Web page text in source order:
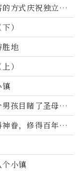
方式庆祝独立日2
）
胜地
）
镇
孩目睹了圣母显
眷，修得百年不
小镇